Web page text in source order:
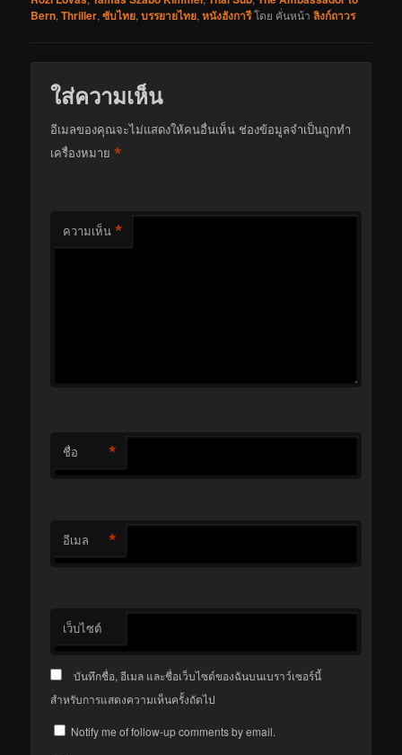
Bern,Thriller,ซับไทย,บรรยายไทย,หนังฮังการีโดย คั่นหน้าลิงก์ถาวร
ใส่ความเห็น
อีเมลของคุณจะไม่แสดงให้คนอื่นเห็น ช่องข้อมูลจำเป็นถูกทำ
เครื่องหมาย*
ความเห็น *
ชื่อ *
อีเมล *
เว็บไซต์
บันทึกชื่อ, อีเมล และชื่อเว็บไซต์ของฉันบนเบราว์เซอร์นี้
สำหรับการแสดงความเห็นครั้งถัดไป
Notify me of follow-up comments by email.